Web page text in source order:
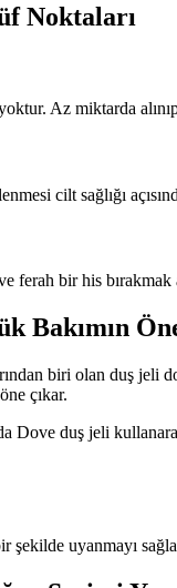
Noktaları
Az miktarda
cilt sağlığı
ferah bir his
Bakımın
biri olan duş jeli
çıkar.
Dove duş jeli
şekilde uyanmayı